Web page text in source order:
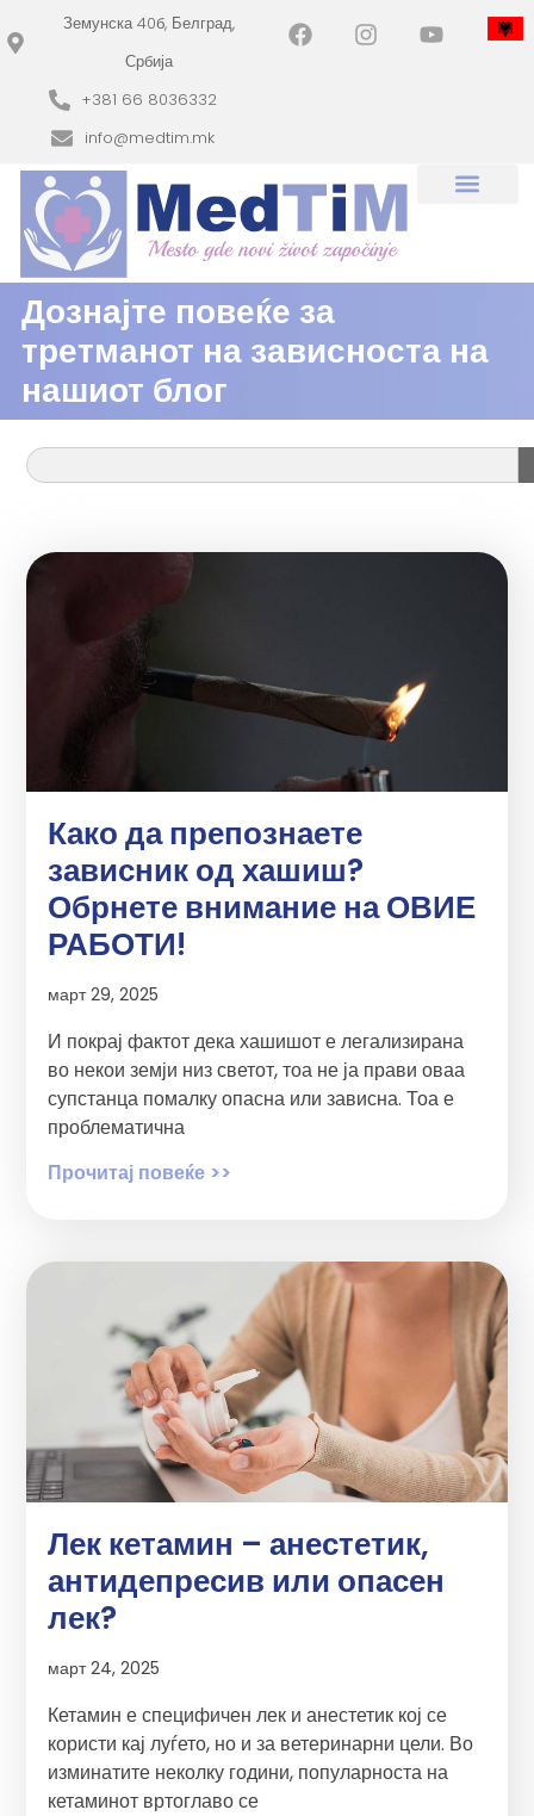
Земунска 40б, Белград,
Србија
+381 66 8036332
info@medtim.mk
Дознајте повеќе за
третманот на зависноста на
нашиот блог
Како да препознаете
зависник од хашиш?
Обрнете внимание на ОВИЕ
РАБОТИ!
март 29, 2025
И покрај фактот дека хашишот е легализирана
во некои земји низ светот, тоа не ја прави оваа
супстанца помалку опасна или зависна. Тоа е
проблематична
Прочитај повеќе >>
Лек кетамин – анестетик,
антидепресив или опасен
лек?
март 24, 2025
Кетамин е специфичен лек и анестетик кој се
користи кај луѓето, но и за ветеринарни цели. Во
изминатите неколку години, популарноста на
кетаминот вртоглаво се